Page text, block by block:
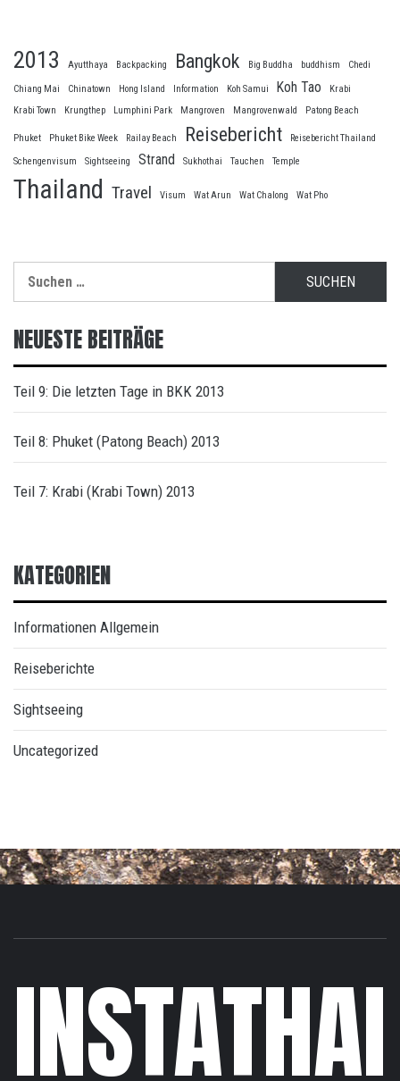
2013 Ayutthaya Backpacking Bangkok Big Buddha buddhism Chedi
Chiang Mai Chinatown Hong Island Information Koh Samui Koh Tao
Krabi
Krabi Town
Krungthep Lumphini Park Mangroven Mangrovenwald Patong Beach
Phuket Phuket Bike Week Railay Beach Reisebericht
Reisebericht Thailand
Schengenvisum
Sightseeing Strand Sukhothai Tauchen Temple
Thailand Travel Visum Wat Arun Wat Chalong Wat Pho
nach:
NEUESTE BEITRÄGE
Teil 9: Die letzten Tage in BKK 2013
Teil 8: Phuket (Patong Beach) 2013
Teil 7: Krabi (Krabi Town) 2013
KATEGORIEN
Informationen Allgemein
Reiseberichte
Sightseeing
Uncategorized
INSTATHAI